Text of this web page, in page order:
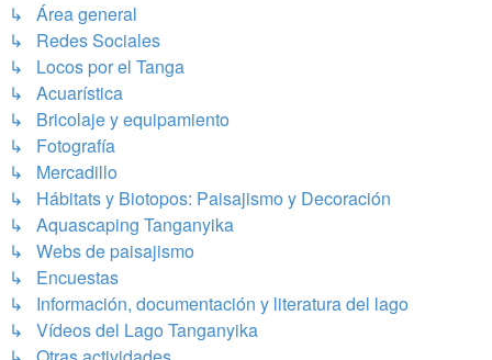
↳ Área general
↳ Redes Sociales
↳ Locos por el Tanga
↳ Acuarística
↳ Bricolaje y equipamiento
↳ Fotografía
↳ Mercadillo
↳ Hábitats y Biotopos: Paisajismo y Decoración
↳ Aquascaping Tanganyika
↳ Webs de paisajismo
↳ Encuestas
↳ Información, documentación y literatura del lago
↳ Vídeos del Lago Tanganyika